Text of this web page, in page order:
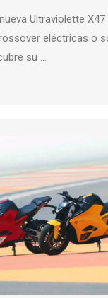
Ultraviolette X47
eléctricas o
su …